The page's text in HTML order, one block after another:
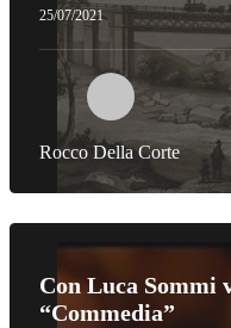
25/07/2021
Rocco Della Corte
Con Luca Sommi
“Commedia”